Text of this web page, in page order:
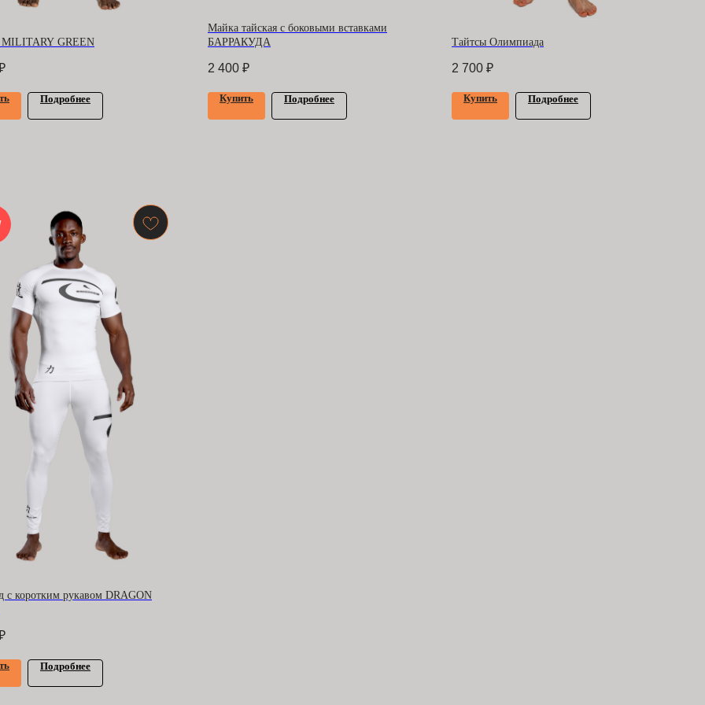
MILITARY GREEN
Подробнее
Майка тайская с боковыми вставками
БАРРАКУДА
2 400 ₽
Купить Подробнее
Тайтсы Олимпиада
2 700 ₽
Купить Подробнее
с коротким рукавом DRAGON
Подробнее
покупателю